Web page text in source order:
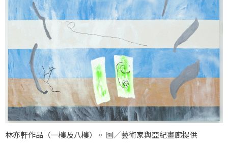
林亦軒作品〈一樓及八樓〉。 圖／藝術家與亞紀畫廊提供